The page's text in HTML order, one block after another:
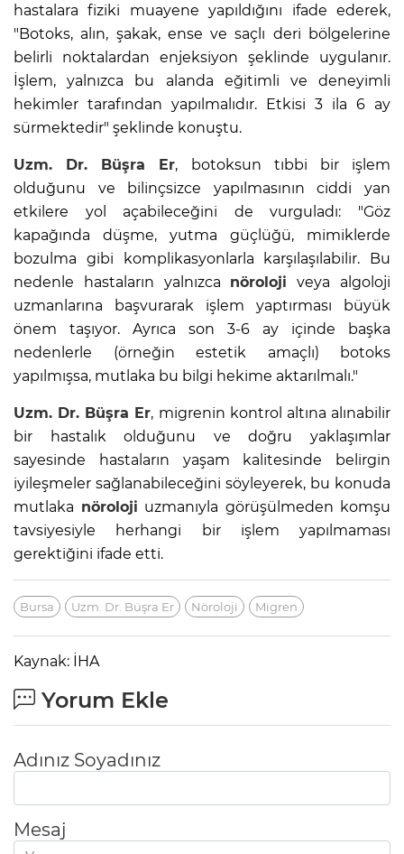
hastalara fiziki muayene yapıldığını ifade ederek,
"Botoks, alın, şakak, ense ve saçlı deri bölgelerine
belirli noktalardan enjeksiyon şeklinde uygulanır.
İşlem, yalnızca bu alanda eğitimli ve deneyimli
hekimler tarafından yapılmalıdır. Etkisi 3 ila 6 ay
sürmektedir" şeklinde konuştu.
Uzm. Dr. Büşra Er, botoksun tıbbi bir işlem
olduğunu ve bilinçsizce yapılmasının ciddi yan
etkilere yol açabileceğini de vurguladı: "Göz
kapağında düşme, yutma güçlüğü, mimiklerde
bozulma gibi komplikasyonlarla karşılaşılabilir. Bu
nedenle hastaların yalnızca nöroloji veya algoloji
uzmanlarına başvurarak işlem yaptırması büyük
önem taşıyor. Ayrıca son 3-6 ay içinde başka
nedenlerle (örneğin estetik amaçlı) botoks
yapılmışsa, mutlaka bu bilgi hekime aktarılmalı."
Uzm. Dr. Büşra Er, migrenin kontrol altına alınabilir
bir hastalık olduğunu ve doğru yaklaşımlar
sayesinde hastaların yaşam kalitesinde belirgin
iyileşmeler sağlanabileceğini söyleyerek, bu konuda
mutlaka nöroloji uzmanıyla görüşülmeden komşu
tavsiyesiyle herhangi bir işlem yapılmaması
gerektiğini ifade etti.
Bursa Uzm. Dr. Büşra Er Nöroloji Migren
Kaynak: İHA
Yorum Ekle
Adınız Soyadınız
Mesaj